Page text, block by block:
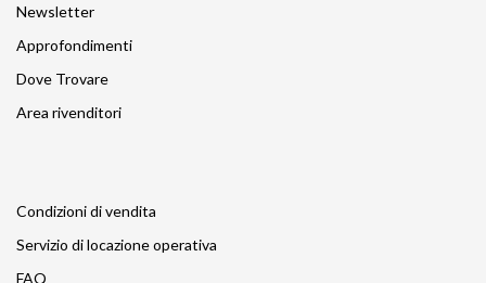
Newsletter
Approfondimenti
Dove Trovare
Area rivenditori
Condizioni di vendita
Servizio di locazione operativa
FAQ